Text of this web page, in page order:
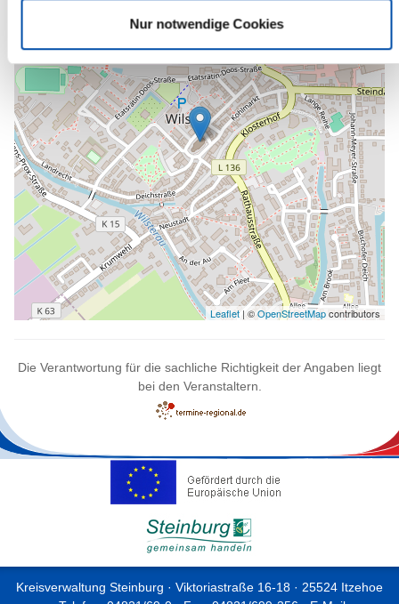
Nur notwendige Cookies
Leaflet| ©OpenStreetMapcontributors
Die Verantwortung für die sachliche Richtigkeit der Angaben liegt
bei den Veranstaltern.
Kreisverwaltung Steinburg · Viktoriastraße 16-18 · 25524 Itzehoe